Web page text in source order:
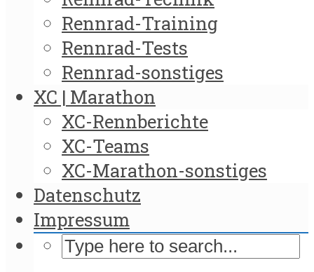
Rennrad-Training
Rennrad-Tests
Rennrad-sonstiges
XC | Marathon
XC-Rennberichte
XC-Teams
XC-Marathon-sonstiges
Datenschutz
Impressum